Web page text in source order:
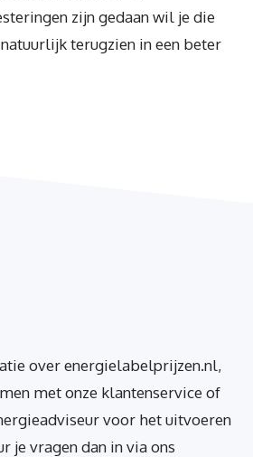
zijn gedaan wil je die
terugzien in een beter
over energielabelprijzen.nl,
met onze klantenservice of
voor het uitvoeren
je vragen dan in via ons